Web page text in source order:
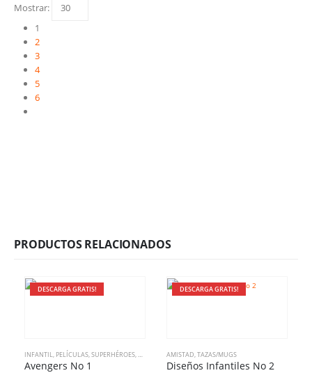
Mostrar:
1
2
3
4
5
6
PRODUCTOS RELACIONADOS
DESCARGA GRATIS!
INFANTIL, PELÍCULAS,SUPERHÉROES,TAZAS/MUGS
Avengers No 1
DESCARGA GRATIS!
AMISTAD,TAZAS/MUGS
Diseños Infantiles No 2